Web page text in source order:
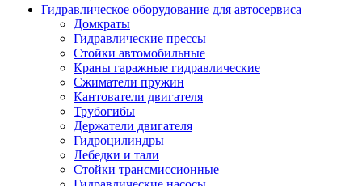
Гидравлическое оборудование для автосервиса
Домкраты
Гидравлические прессы
Стойки автомобильные
Краны гаражные гидравлические
Сжиматели пружин
Кантователи двигателя
Трубогибы
Держатели двигателя
Гидроцилиндры
Лебедки и тали
Стойки трансмиссионные